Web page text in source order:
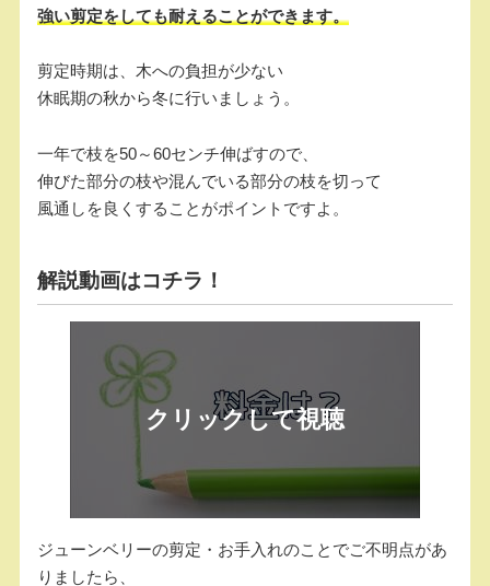
強い剪定をしても耐えることができます。
剪定時期は、木への負担が少ない
休眠期の秋から冬に行いましょう。
一年で枝を50～60センチ伸ばすので、
伸びた部分の枝や混んでいる部分の枝を切って
風通しを良くすることがポイントですよ。
解説動画はコチラ！
ジューンベリーの剪定・お手入れのことでご不明点があ
りましたら、